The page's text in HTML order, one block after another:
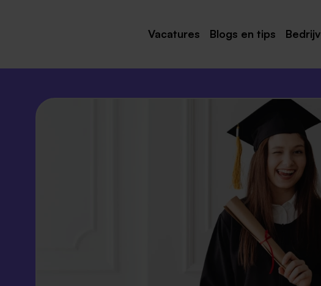
Vacatures
Maastricht
Roermond
Noord-Limburg
Midden-Limburg
Zuid-Limburg
Heerlen
Blogs en tips